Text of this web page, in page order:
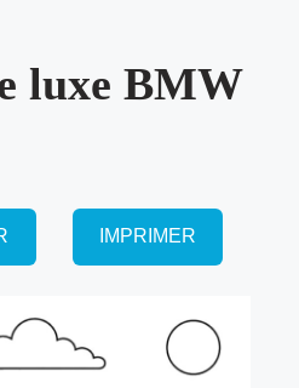
luxe BMW
IMPRIMER